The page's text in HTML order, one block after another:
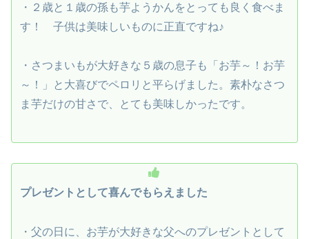
・２歳と１歳の孫も芋ようかんをとっても良く食べま
す！ 子供は美味しいものに正直ですね♪
・さつまいもが大好きな５歳の息子も「お芋～！お芋
～！」と大喜びでペロリと平らげました。素朴なさつ
ま芋だけの甘さで、とても美味しかったです。
プレゼントとして喜んでもらえました
・父の日に、お芋が大好きな父へのプレゼントとして